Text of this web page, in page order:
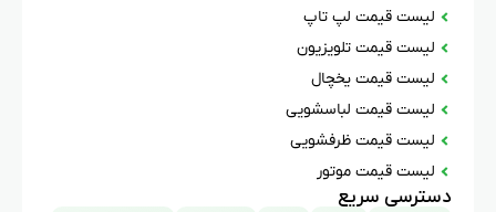
لیست قیمت لپ تاپ
لیست قیمت تلویزیون
لیست قیمت یخچال
لیست قیمت لباسشویی
لیست قیمت ظرفشویی
لیست قیمت موتور
دسترسی سریع